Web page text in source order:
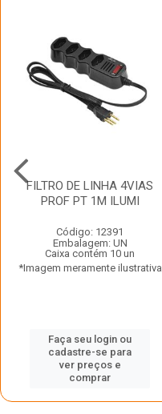
FILTRO DE LINHA 4VIAS
PROF PT 1M ILUMI
Código: 12391
Embalagem: UN
Caixa contém 10 un
*Imagem meramente ilustrativa
Faça seu login ou
cadastre-se para
ver preços e
comprar